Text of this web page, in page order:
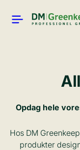
Menu
Opdag hele
Hos DM
produkter